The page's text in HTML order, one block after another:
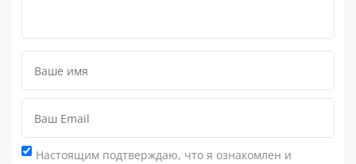
Настоящим подтверждаю, что я ознакомлен и